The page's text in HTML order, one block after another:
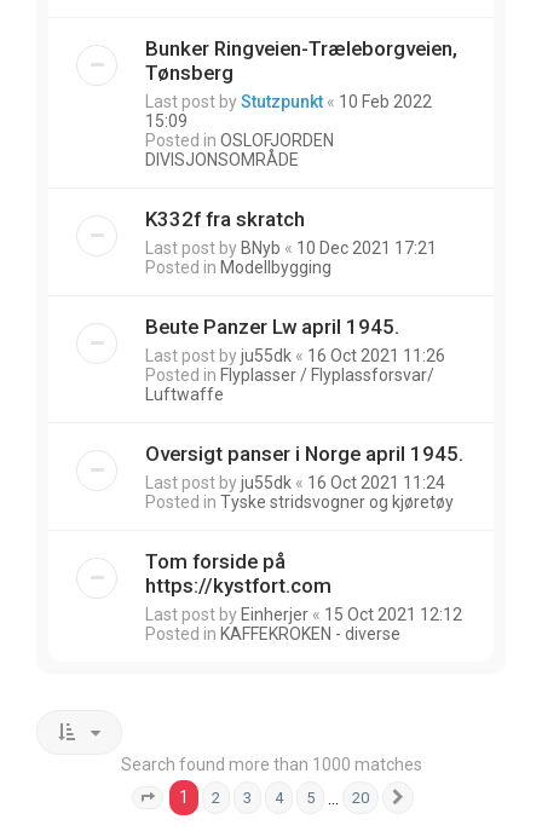
Bunker Ringveien-Træleborgveien,
Tønsberg
Last post byStutzpunkt « 10 Feb 2022
15:09
Posted in OSLOFJORDEN
DIVISJONSOMRÅDE
K332f fra skratch
Last post by BNyb « 10 Dec 2021 17:21
Posted in Modellbygging
Beute Panzer Lw april 1945.
Last post byju55dk « 16 Oct 2021 11:26
Posted in Flyplasser / Flyplassforsvar/
Luftwaffe
Oversigt panser i Norge april 1945.
Last post byju55dk « 16 Oct 2021 11:24
Posted in Tyske stridsvogner og kjøretøy
Tom forside på
https://kystfort.com
Last post by Einherjer « 15 Oct 2021 12:12
Posted in KAFFEKROKEN - diverse
Search found more than 1000 matches
Page 1 of 20
1 2 3 4 5 20